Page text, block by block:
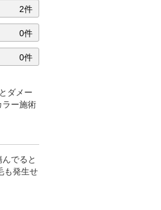
2件
0件
0件
ダメー
ラー施術
でると
も発生せ